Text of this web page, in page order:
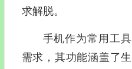
求解脱。
手机作为常用工
需求，其功能涵盖了